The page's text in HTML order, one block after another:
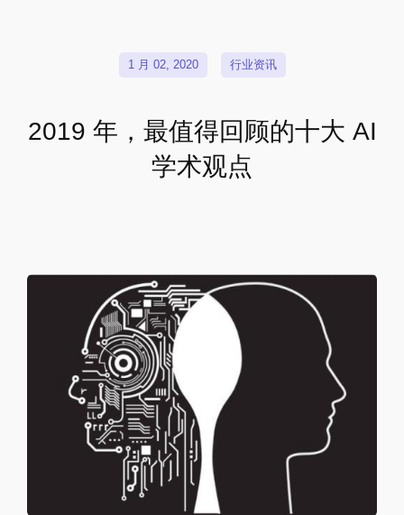
1 月 02, 2020 行业资讯
2019 年，最值得回顾的十大 AI
学术观点